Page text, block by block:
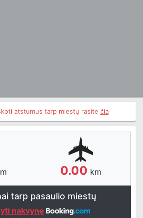
atstumus tarp miestų rasite čia
0.00 km
tarp pasaulio miestų
nakvynę